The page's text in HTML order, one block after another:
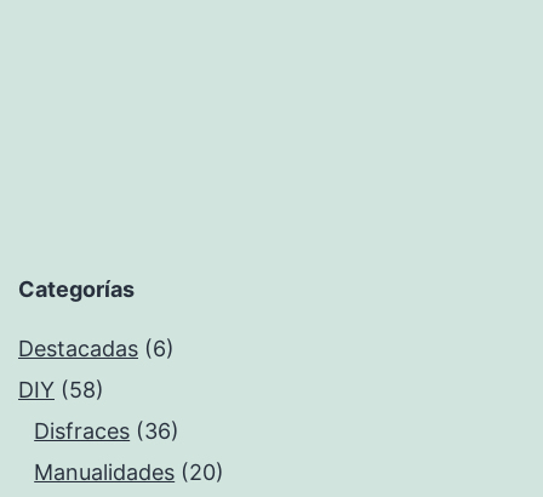
Categorías
Destacadas (6)
DIY (58)
Disfraces (36)
Manualidades (20)